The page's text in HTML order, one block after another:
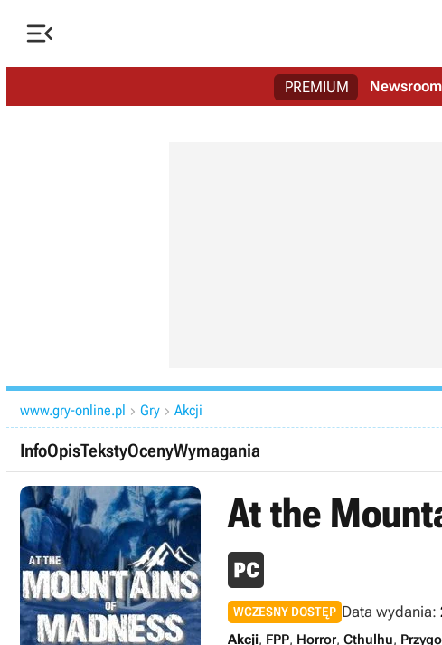

PREMIUM Newsroom
www.gry-online.pl  Gry  Akcji
InfoOpisTekstyOcenyWymagania
At the
WCZESNY DOSTĘP Data wydania:
Akcji, FPP, Horror, Cthulhu,